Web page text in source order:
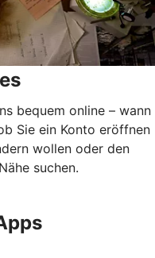
bequem online – wann
Sie ein Konto eröffnen
wollen oder den
suchen.